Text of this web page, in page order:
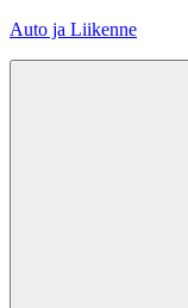
Skip
Auto ja Liikenne